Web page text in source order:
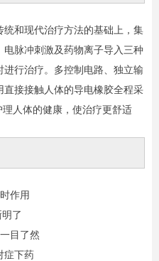
和现代治疗方法的基础上，集
脉冲刺激及药物离子导入三种
行治疗。多控制电路、独立输
接接触人体的导电橡胶全程采
人体的健康，使治疗更舒适
作用
了
目了然
症下药